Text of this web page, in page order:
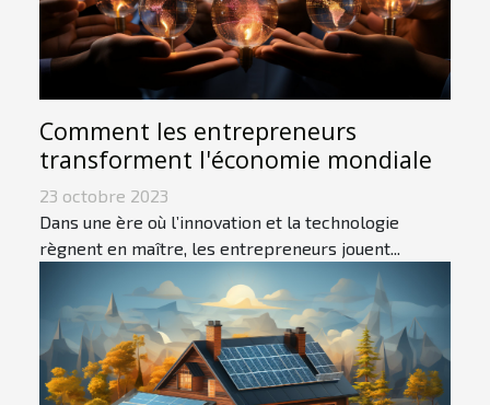
Comment les entrepreneurs
transforment l'économie mondiale
23 octobre 2023
Dans une ère où l’innovation et la technologie
règnent en maître, les entrepreneurs jouent...